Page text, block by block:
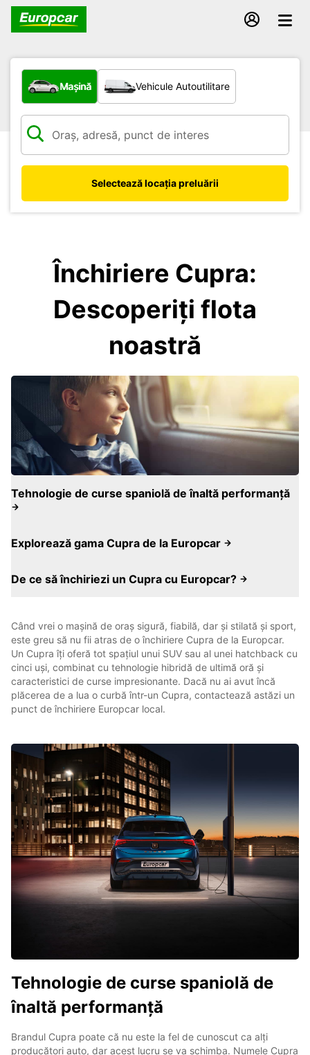
Ce tip de vehicul?
Mașină Vehicule Autoutilitare
Selectează locația preluării
Închiriere Cupra:
Descoperiți flota
noastră
Tehnologie de curse spaniolă de înaltă performanță
Explorează gama Cupra de la Europcar
De ce să închiriezi un Cupra cu Europcar?
Când vrei o mașină de oraș sigură, fiabilă, dar și stilată și sport,
este greu să nu fii atras de o închiriere Cupra de la Europcar.
Un Cupra îți oferă tot spațiul unui SUV sau al unei hatchback cu
cinci uși, combinat cu tehnologie hibridă de ultimă oră și
caracteristici de curse impresionante. Dacă nu ai avut încă
plăcerea de a lua o curbă într-un Cupra, contactează astăzi un
punct de închiriere Europcar local.
Tehnologie de curse spaniolă de
înaltă performanță
Brandul Cupra poate că nu este la fel de cunoscut ca alți
producători auto, dar acest lucru se va schimba. Numele Cupra